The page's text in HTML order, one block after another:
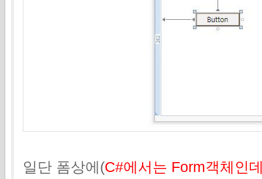
일단 폼상에(C#에서는 Form객체인